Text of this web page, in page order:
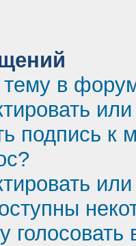
тему в
подпись
голосовать